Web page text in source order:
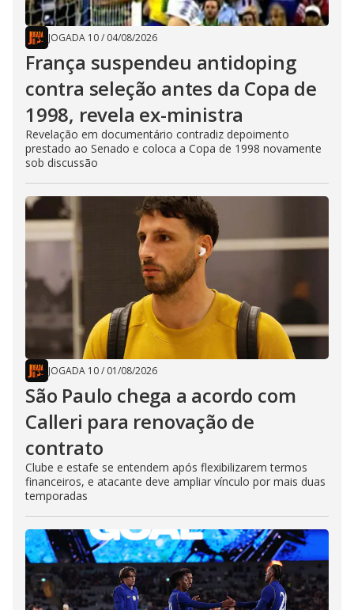
JOGADA 10/ 04/08/2026
França suspendeu antidoping
contra seleção antes da Copa de
1998, revela ex-ministra
Revelação em documentário contradiz depoimento
prestado ao Senado e coloca a Copa de 1998 novamente
sob discussão
JOGADA 10/ 01/08/2026
São Paulo chega a acordo com
Calleri para renovação de
contrato
Clube e estafe se entendem após flexibilizarem termos
financeiros, e atacante deve ampliar vínculo por mais duas
temporadas